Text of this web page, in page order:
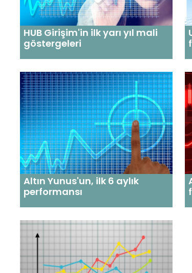
HUB Girişim'in ilk yarı yıl mali
göstergeleri
Altın Yunus'un, ilk 6 aylık
performansı